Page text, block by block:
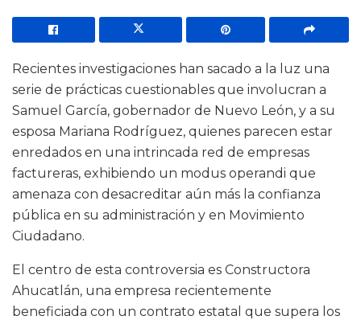
Recientes investigaciones han sacado a la luz una
serie de prácticas cuestionables que involucran a
Samuel García, gobernador de Nuevo León, y a su
esposa Mariana Rodríguez, quienes parecen estar
enredados en una intrincada red de empresas
factureras, exhibiendo un modus operandi que
amenaza con desacreditar aún más la confianza
pública en su administración y en Movimiento
Ciudadano.
El centro de esta controversia es Constructora
Ahucatlán, una empresa recientemente
beneficiada con un contrato estatal que supera los